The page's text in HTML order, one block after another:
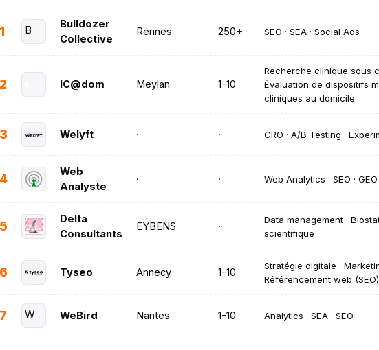
B
Bulldozer
Collective
Rennes 250+ SEO · SEA · Social Ads
IC@dom Meylan 1-10
Recherche clinique sous
Évaluation de dispositifs
cliniques au domicile
Welyft · · CRO · A/B Testing ·
Web
Analyste
· · Web Analytics · SEO · GEO
Delta
Consultants
EYBENS ·
Data management ·
scientifique
Tyseo Annecy 1-10
Stratégie digitale ·
Référencement web (SEO)
W WeBird Nantes 1-10 Analytics · SEA · SEO